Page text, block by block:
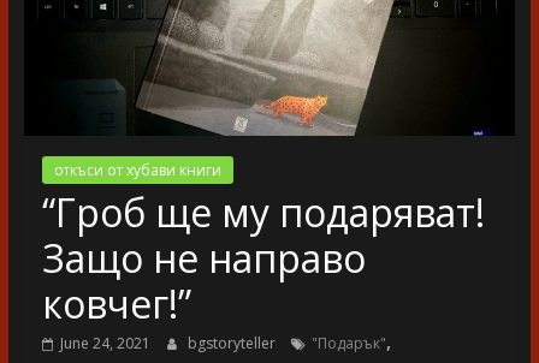
откъси от хубави книги
“Гроб ще му подаряват!
Защо не направо
ковчег!”
June 24, 2021 bgstoryteller "Подарък",